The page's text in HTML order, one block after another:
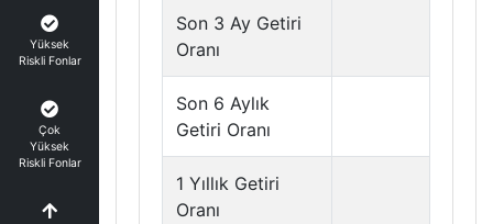
Yüksek
Riskli Fonlar
Çok
Yüksek
Riskli Fonlar
Son 3 Ay Getiri
Oranı
Son 6 Aylık
Getiri Oranı
1 Yıllık Getiri
Oranı